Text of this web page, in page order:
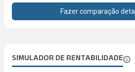
Fazer comparação
SIMULADOR DE RENTABILIDADE